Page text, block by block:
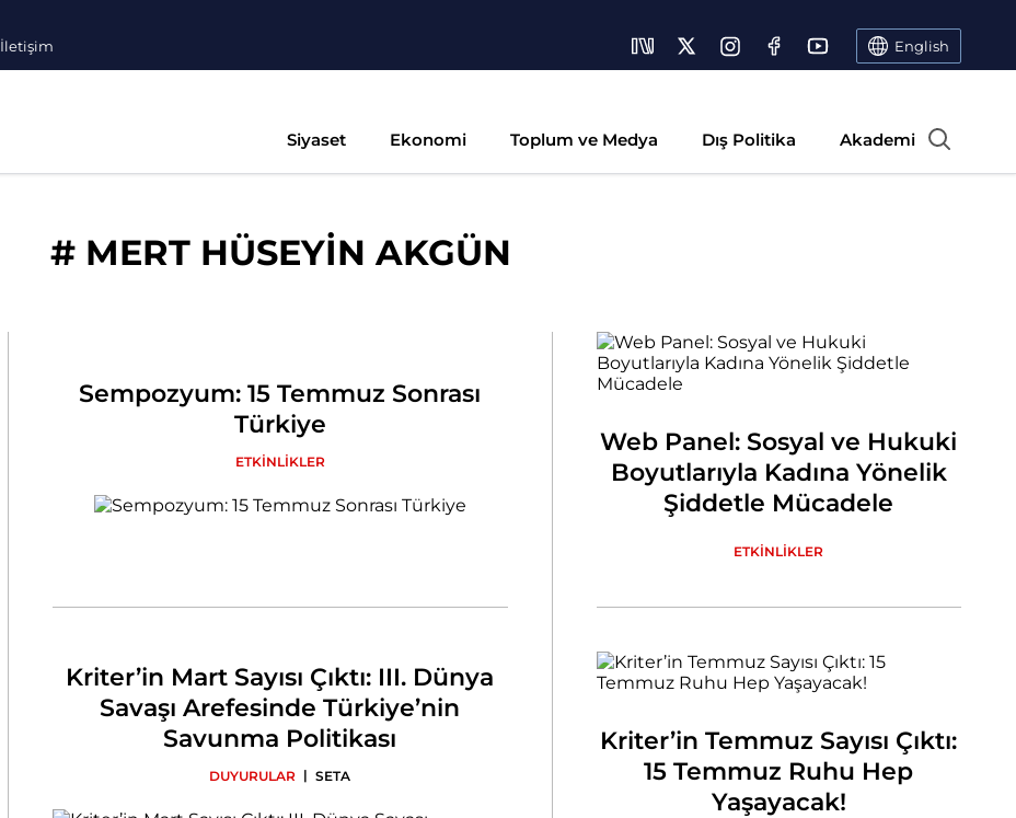
İletişim English
Siyaset Ekonomi Toplum ve Medya Dış Politika Akademi
# MERT HÜSEYİN AKGÜN
Sempozyum: 15 Temmuz Sonrası
Türkiye
ETKİNLİKLER
Web Panel: Sosyal ve Hukuki
Boyutlarıyla Kadına Yönelik
Şiddetle Mücadele
ETKİNLİKLER
Kriter’in Mart Sayısı Çıktı: III. Dünya
Savaşı Arefesinde Türkiye’nin
Savunma Politikası
DUYURULAR | SETA
Kriter’in Temmuz Sayısı Çıktı:
15 Temmuz Ruhu Hep
Yaşayacak!